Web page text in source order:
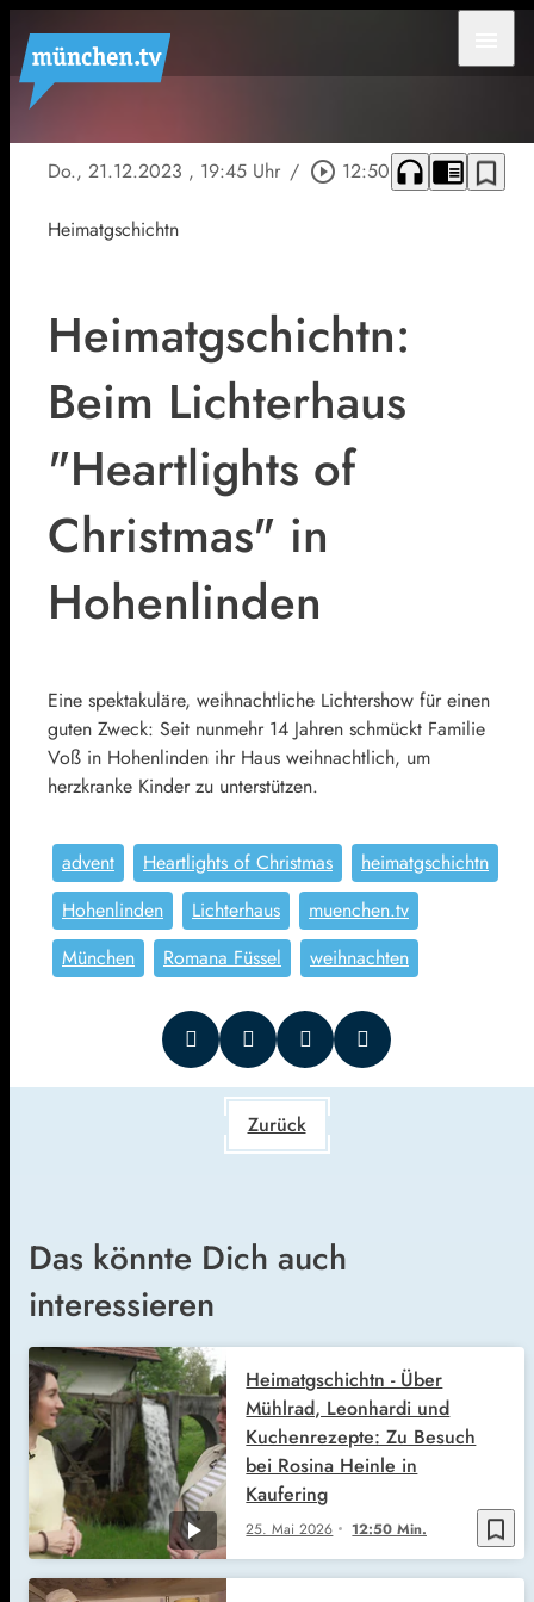
Do., 21.12.2023 , 19:45 Uhr / play_circle_outline 12:50 headphones chrome_reader_mode bookmark_border
Heimatgschichtn
Heimatgschichtn:
Beim Lichterhaus
"Heartlights of
Christmas" in
Hohenlinden
Eine spektakuläre, weihnachtliche Lichtershow für einen
guten Zweck: Seit nunmehr 14 Jahren schmückt Familie
Voß in Hohenlinden ihr Haus weihnachtlich, um
herzkranke Kinder zu unterstützen.
advent Heartlights of Christmas
heimatgschichtn
Hohenlinden
Lichterhaus
muenchen.tv
München
Romana Füssel weihnachten
Zurück
Das könnte Dich auch
interessieren
bookmark_border
25. Mai 2026 12:50 Min.
Heimatgschichtn - Über
Mühlrad, Leonhardi und
Kuchenrezepte: Zu Besuch
bei Rosina Heinle in
Kaufering